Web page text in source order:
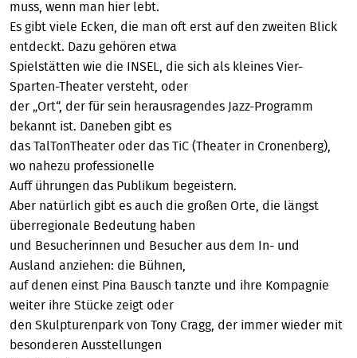
muss, wenn man hier lebt.
Es gibt viele Ecken, die man oft erst auf den zweiten Blick
entdeckt. Dazu gehören etwa
Spielstätten wie die INSEL, die sich als kleines Vier-
Sparten-Theater versteht, oder
der „Ort“, der für sein herausragendes Jazz-Programm
bekannt ist. Daneben gibt es
das TalTonTheater oder das TiC (Theater in Cronenberg),
wo nahezu professionelle
Auff ührungen das Publikum begeistern.
Aber natürlich gibt es auch die großen Orte, die längst
überregionale Bedeutung haben
und Besucherinnen und Besucher aus dem In- und
Ausland anziehen: die Bühnen,
auf denen einst Pina Bausch tanzte und ihre Kompagnie
weiter ihre Stücke zeigt oder
den Skulpturenpark von Tony Cragg, der immer wieder mit
besonderen Ausstellungen